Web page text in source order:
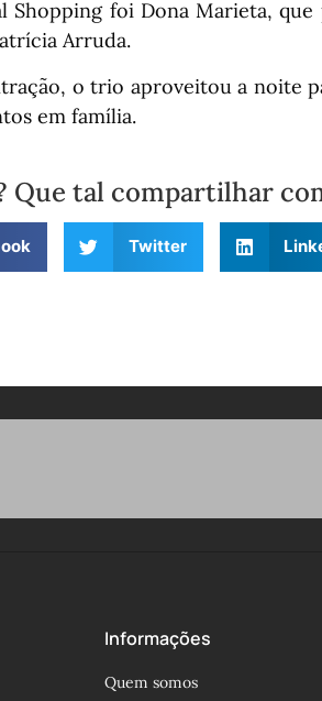
Shopping foi Dona Marieta,
Arruda.
o trio aproveitou a noite
em família.
Que tal compartilhar
Twitter
Informações
Quem somos